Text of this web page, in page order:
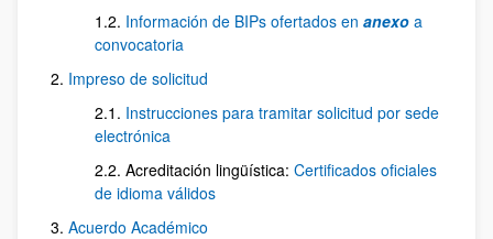
1.2. Información de BIPs ofertados en anexo a
convocatoria
2. Impreso de solicitud
2.1. Instrucciones para tramitar solicitud por sede
electrónica
2.2. Acreditación lingüística: Certificados oficiales
de idioma válidos
3. Acuerdo Académico